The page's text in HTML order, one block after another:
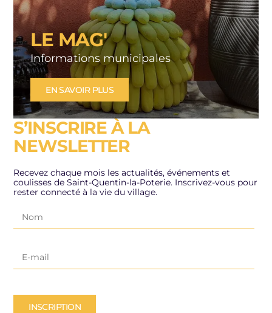
LE MAG'
Informations municipales
EN SAVOIR PLUS
S’INSCRIRE À LA
NEWSLETTER
Recevez chaque mois les actualités, événements et
coulisses de Saint-Quentin-la-Poterie. Inscrivez-vous pour
rester connecté à la vie du village.
INSCRIPTION